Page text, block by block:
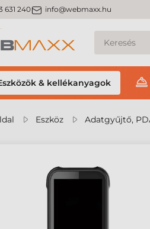
631 240m_email info@webmaxx.hu
& kellékanyagok
Eszköz Adatgyűjtő,